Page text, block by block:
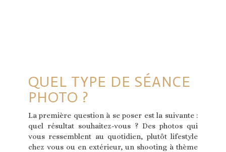
QUEL TYPE DE SÉANCE
PHOTO ?
La première question à se poser est la suivante :
quel résultat souhaitez-vous ? Des photos qui
vous ressemblent au quotidien, plutôt lifestyle
chez vous ou en extérieur, un shooting à thème